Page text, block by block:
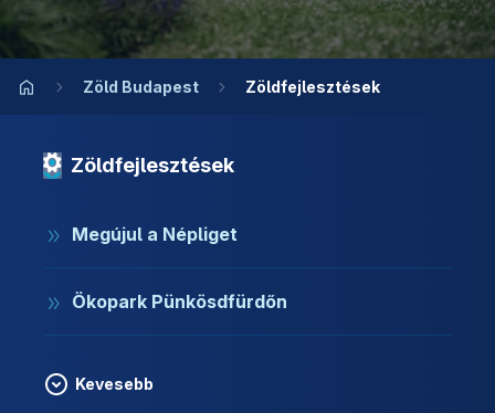
Zöld Budapest Zöldfejlesztések
Zöldfejlesztések
Megújul a Népliget
Ökopark Pünkösdfürdőn
Kevesebb